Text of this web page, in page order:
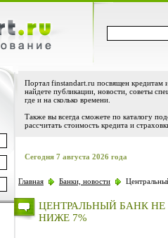
Портал finstandart.ru посвящен кредитам
найдете публикации, новости, советы
где и на сколько времени.
Также вы всегда сможете по каталогу
рассчитать стоимость кредита и
Сегодня 7 августа 2026 года
Главная Банки, новости
ЦЕНТРАЛЬНЫЙ БАНК
НИЖЕ 7%